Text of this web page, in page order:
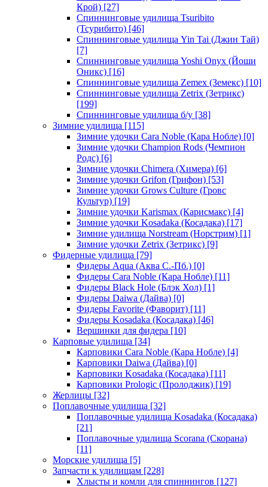
Крой) [27]
Спиннинговые удилища Tsuribito
(Тсурибито) [46]
Спиннинговые удилища Yin Tai (Джин Тай)
[7]
Спиннинговые удилища Yoshi Onyx (Йоши
Оникс) [16]
Спиннинговые удилища Zemex (Земекс) [10]
Спиннинговые удилища Zetrix (Зетрикс)
[199]
Спиннинговые удилища б/у [38]
Зимние удилища [115]
Зимние удочки Cara Noble (Кара Нобле) [0]
Зимние удочки Champion Rods (Чемпион
Родс) [6]
Зимние удочки Chimera (Химера) [6]
Зимние удочки Grifon (Грифон) [53]
Зимние удочки Grows Culture (Гровс
Культур) [19]
Зимние удочки Karismax (Карисмакс) [4]
Зимние удочки Kosadaka (Косадака) [17]
Зимние удилища Norstream (Норстрим) [1]
Зимние удочки Zetrix (Зетрикс) [9]
Фидерные удилища [79]
Фидеры Aqua (Аква С.-Пб.) [0]
Фидеры Cara Noble (Кара Нобле) [11]
Фидеры Black Hole (Блэк Хол) [1]
Фидеры Daiwa (Дайва) [0]
Фидеры Favorite (Фаворит) [11]
Фидеры Kosadaka (Косадака) [46]
Вершинки для фидера [10]
Карповые удилища [34]
Карповики Cara Noble (Кара Нобле) [4]
Карповики Daiwa (Дайва) [0]
Карповики Kosadaka (Косадака) [11]
Карповики Prologic (Пролоджик) [19]
Жерлицы [32]
Поплавочные удилища [32]
Поплавочные удилища Kosadaka (Косадака)
[21]
Поплавочные удилища Scorana (Скорана)
[11]
Морские удилища [5]
Запчасти к удилищам [228]
Хлысты и комли для спиннингов [127]